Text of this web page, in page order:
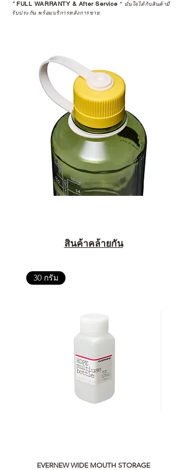
*FULL WARRANTY & After Service * มั่นใจได้กับสินค้ามี
รับประกัน พร้อมบริการหลังการขาย
สินค้าคล้ายกัน
30 กรัม
EVERNEW WIDE MOUTH STORAGE